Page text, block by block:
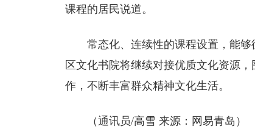
课程的居民说道。
常态化、连续性的课程设置，能
区文化书院将继续对接优质文化资源
作，不断丰富群众精神文化生活。
（通讯员/高雪 来源：网易青岛）